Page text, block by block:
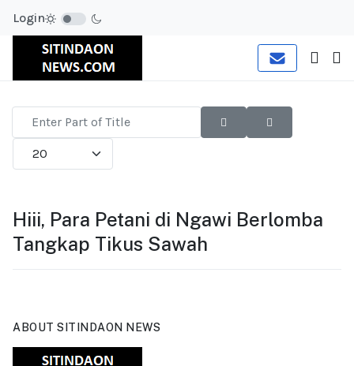
Login
Enter
Part
Title
Display #
Hiii, Para Petani di Ngawi Berlomba
Tangkap Tikus Sawah
ABOUT SITINDAON NEWS